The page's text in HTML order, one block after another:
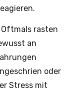
rasten
an
oder
Stress mit